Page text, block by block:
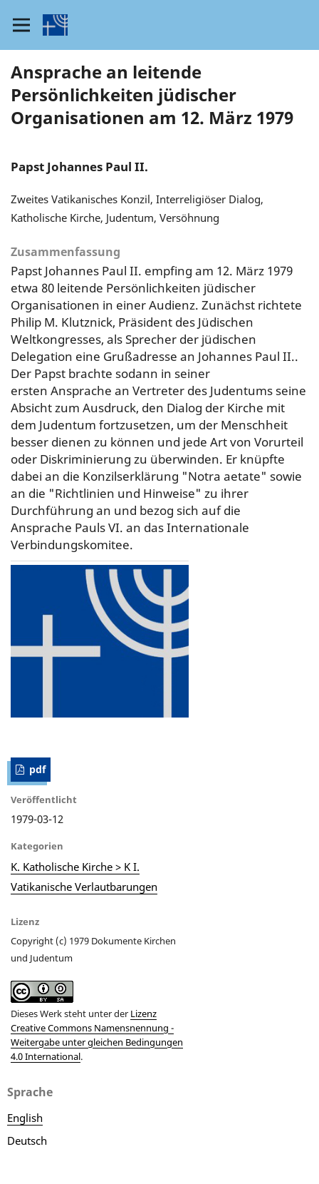
Ansprache an leitende
Persönlichkeiten jüdischer
Organisationen am 12. März 1979
Papst Johannes Paul II.
Zweites Vatikanisches Konzil, Interreligiöser Dialog,
Katholische Kirche, Judentum, Versöhnung
Zusammenfassung
Papst Johannes Paul II. empfing am 12. März 1979
etwa 80 leitende Persönlichkeiten jüdischer
Organisationen in einer Audienz. Zunächst richtete
Philip M. Klutznick, Präsident des Jüdischen
Weltkongresses, als Sprecher der jüdischen
Delegation eine Grußadresse an Johannes Paul II..
Der Papst brachte sodann in seiner
ersten Ansprache an Vertreter des Judentums seine
Absicht zum Ausdruck, den Dialog der Kirche mit
dem Judentum fortzusetzen, um der Menschheit
besser dienen zu können und jede Art von Vorurteil
oder Diskriminierung zu überwinden. Er knüpfte
dabei an die Konzilserklärung "Notra aetate" sowie
an die "Richtlinien und Hinweise" zu ihrer
Durchführung an und bezog sich auf die
Ansprache Pauls VI. an das Internationale
Verbindungskomitee.
pdf
Veröffentlicht
1979-03-12
Kategorien
K. Katholische Kirche > K I.
Vatikanische Verlautbarungen
Lizenz
Copyright (c) 1979 Dokumente Kirchen
und Judentum
Dieses Werk steht unter der Lizenz
Creative Commons Namensnennung -
Weitergabe unter gleichen Bedingungen
4.0 International.
Sprache
English
Deutsch